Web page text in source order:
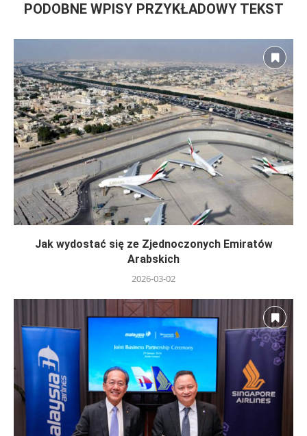
PODOBNE WPISY PRZYKŁADOWY TEKST
Jak wydostać się ze Zjednoczonych Emiratów
Arabskich
2026-03-02